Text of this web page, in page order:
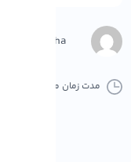
M.Gharepasha
مدت زمان مطالعه :